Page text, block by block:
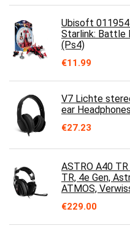
Ubisoft
Starlink: Battle
(Ps4)
€11.99
V7 Lichte
ear
€27.23
ASTRO A40
TR, 4e Gen,
ATMOS,
€229.00